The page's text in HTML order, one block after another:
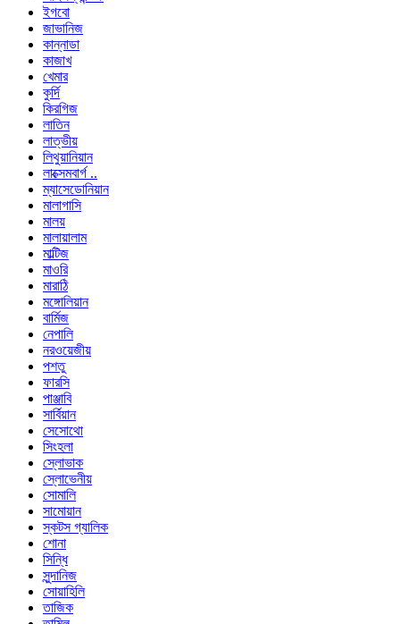
ইগবো
জাভানিজ
কান্নাডা
কাজাখ
খেমার
কুর্দি
কিরগিজ
লাতিন
লাত্ভীয়
লিথুয়ানিয়ান
লাক্সেমবার্গ ..
ম্যাসেডোনিয়ান
মালাগাসি
মালয়
মালায়ালাম
মাল্টিজ
মাওরি
মারাঠি
মঙ্গোলিয়ান
বার্মিজ
নেপালি
নরওয়েজীয়
পশতু
ফারসি
পাঞ্জাবি
সার্বিয়ান
সেসোথো
সিংহলা
স্লোভাক
স্লোভেনীয়
সোমালি
সামোয়ান
স্কটস গ্যালিক
শোনা
সিন্ধি
সুন্দানিজ
সোয়াহিলি
তাজিক